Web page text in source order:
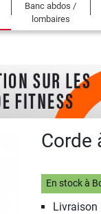
Banc abdos /
lombaires
Corde
En stock à
Livraison